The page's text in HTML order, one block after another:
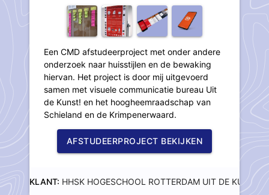
Een CMD afstudeerproject met onder andere
onderzoek naar huisstijlen en de bewaking
hiervan. Het project is door mij uitgevoerd
samen met visuele communicatie bureau Uit
de Kunst! en het hoogheemraadschap van
Schieland en de Krimpenerwaard.
AFSTUDEERPROJECT BEKIJKEN
KLANT: HHSK HOGESCHOOL ROTTERDAM UIT DE KUNST!